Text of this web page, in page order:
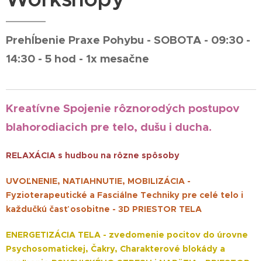
Prehĺbenie Praxe Pohybu - SOBOTA - 09:30 -
14:30 - 5 hod - 1x mesačne
Kreatívne Spojenie rôznorodých postupov
blahorodiacich pre telo, dušu i ducha.
RELAXÁCIA s hudbou na rôzne spôsoby
UVOĽNENIE, NATIAHNUTIE, MOBILIZÁCIA -
Fyzioterapeutické a Fasciálne Techniky pre celé telo i
každučkú časť osobitne - 3D PRIESTOR TELA
ENERGETIZÁCIA TELA - zvedomenie pocitov do úrovne
Psychosomatickej, Čakry, Charakterové blokády a